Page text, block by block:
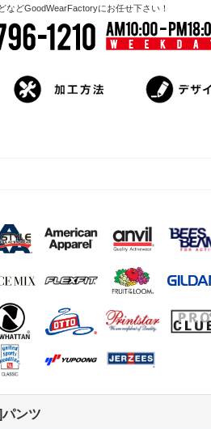
どGoodWearFactoryにお任せ下さい！
ンツ